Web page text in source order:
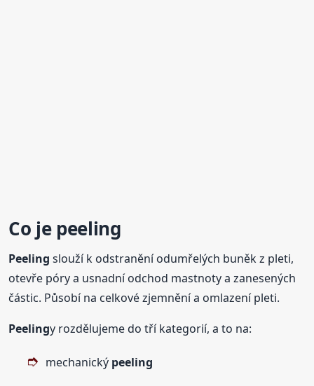
Co je peeling
Peeling slouží k odstranění odumřelých buněk z pleti,
otevře póry a usnadní odchod mastnoty a zanesených
částic. Působí na celkové zjemnění a omlazení pleti.
Peelingy rozdělujeme do tří kategorií, a to na:
mechanický peeling